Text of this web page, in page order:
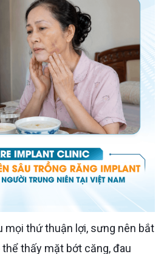
thấy mặt bớt căng, đau